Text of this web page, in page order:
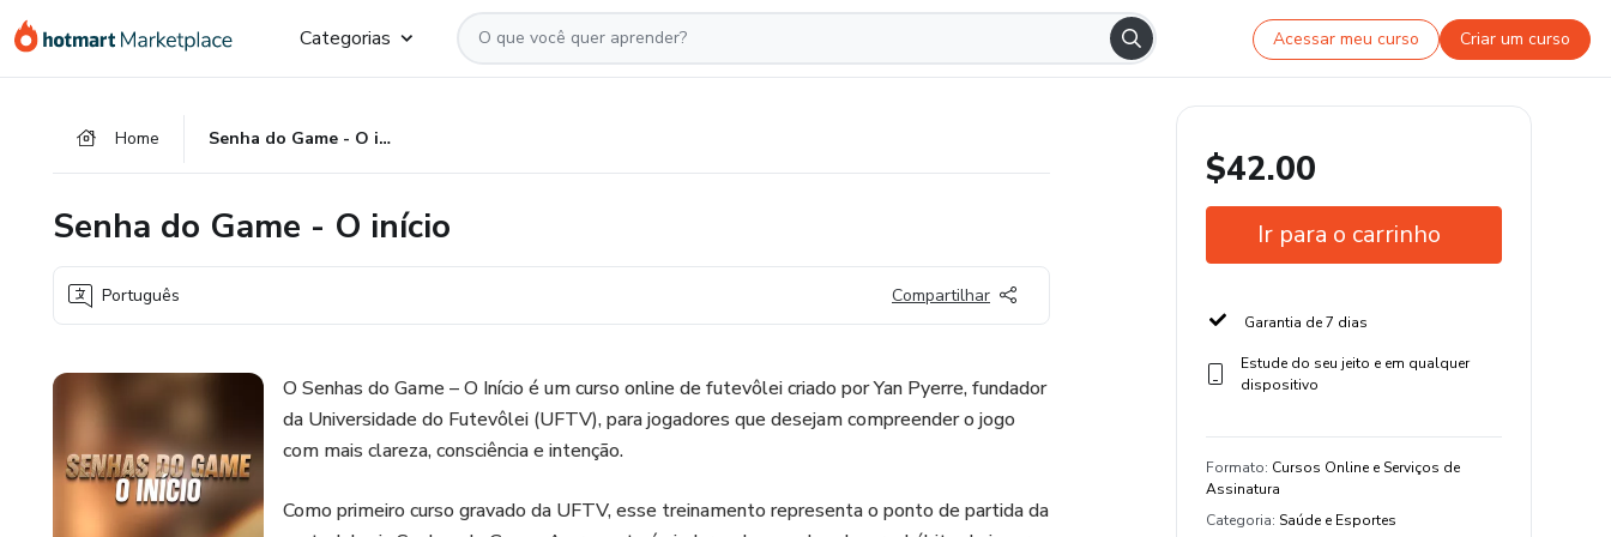
para
para
para
Categorias Acessar meu curso Criar um curso
Home Senha do Game - O início
Senha do Game - O início
Português Compartilhar
O Senhas do Game – O Início é um curso online de futevôlei criado por Yan Pyerre, fundador
da Universidade do Futevôlei (UFTV), para jogadores que desejam compreender o jogo
com mais clareza, consciência e intenção.
Como primeiro curso gravado da UFTV, esse treinamento representa o ponto de partida da
$42.00
Ir para o carrinho
Garantia de 7 dias
Estude do seu jeito e em qualquer
dispositivo
Formato: Cursos Online e Serviços de
Assinatura
Categoria: Saúde e Esportes